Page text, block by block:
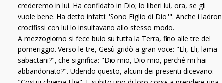
crederemo in lui. Ha confidato in Dio; lo liberi lui, ora, se gli
vuole bene. Ha detto infatti: 'Sono Figlio di Dio!'". Anche i
crocifissi con lui lo insultavano allo stesso modo.
A mezzogiorno si fece buio su tutta la Terra, fino alle tre del
pomeriggio. Verso le tre, Gesù gridò a gran voce: "Eli, Eli, lama
sabactani?", che significa: "Dio mio, Dio mio, perché mi hai
abbandonato?". Udendo questo, alcuni dei presenti dicevano: